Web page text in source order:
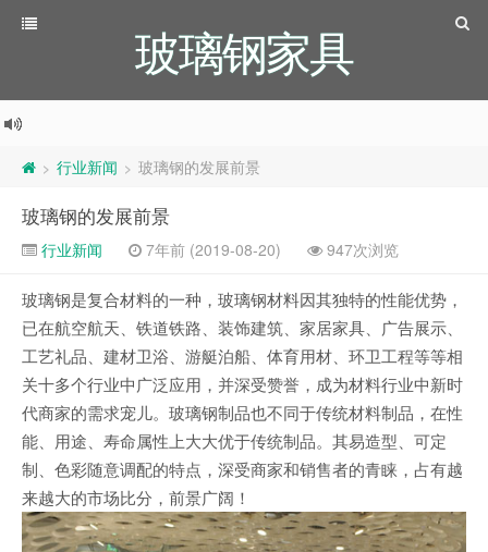
玻璃钢家具
> 行业新闻 > 玻璃钢的发展前景
玻璃钢的发展前景
行业新闻 7年前 (2019-08-20) 947次浏览
玻璃钢是复合材料的一种，玻璃钢材料因其独特的性能优势，
已在航空航天、铁道铁路、装饰建筑、家居家具、广告展示、
工艺礼品、建材卫浴、游艇泊船、体育用材、环卫工程等等相
关十多个行业中广泛应用，并深受赞誉，成为材料行业中新时
代商家的需求宠儿。玻璃钢制品也不同于传统材料制品，在性
能、用途、寿命属性上大大优于传统制品。其易造型、可定
制、色彩随意调配的特点，深受商家和销售者的青睐，占有越
来越大的市场比分，前景广阔！